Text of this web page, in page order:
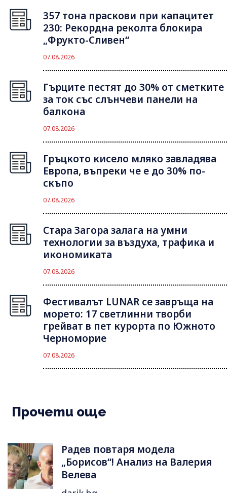
357 тона праскови при капацитет
230: Рекордна реколта блокира
„Фрукто-Сливен“
07.08.2026
Гърците пестят до 30% от сметките
за ток със слънчеви панели на
балкона
07.08.2026
Гръцкото кисело мляко завладява
Европа, въпреки че е до 30% по-
скъпо
07.08.2026
Стара Загора залага на умни
технологии за въздуха, трафика и
икономиката
07.08.2026
Фестивалът LUNAR се завръща на
морето: 17 светлинни творби
грейват в пет курорта по Южното
Черноморие
07.08.2026
Прочети още
Радев повтаря модела
„Борисов“! Анализ на Валерия
Велева